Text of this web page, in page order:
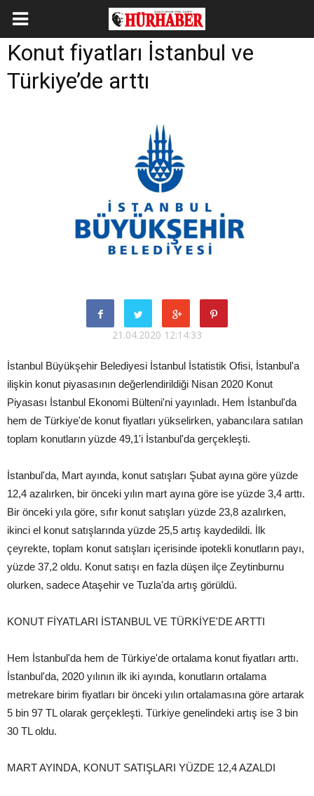
Konut fiyatları İstanbul ve
Türkiye’de arttı
21.04.2020 12:14:33
İstanbul Büyükşehir Belediyesi İstanbul İstatistik Ofisi, İstanbul'a
ilişkin konut piyasasının değerlendirildiği Nisan 2020 Konut
Piyasası İstanbul Ekonomi Bülteni'ni yayınladı. Hem İstanbul'da
hem de Türkiye'de konut fiyatları yükselirken, yabancılara satılan
toplam konutların yüzde 49,1'i İstanbul'da gerçekleşti.
İstanbul'da, Mart ayında, konut satışları Şubat ayına göre yüzde
12,4 azalırken, bir önceki yılın mart ayına göre ise yüzde 3,4 arttı.
Bir önceki yıla göre, sıfır konut satışları yüzde 23,8 azalırken,
ikinci el konut satışlarında yüzde 25,5 artış kaydedildi. İlk
çeyrekte, toplam konut satışları içerisinde ipotekli konutların payı,
yüzde 37,2 oldu. Konut satışı en fazla düşen ilçe Zeytinburnu
olurken, sadece Ataşehir ve Tuzla'da artış görüldü.
KONUT FİYATLARI İSTANBUL VE TÜRKİYE'DE ARTTI
Hem İstanbul'da hem de Türkiye'de ortalama konut fiyatları arttı.
İstanbul'da, 2020 yılının ilk iki ayında, konutların ortalama
metrekare birim fiyatları bir önceki yılın ortalamasına göre artarak
5 bin 97 TL olarak gerçekleşti. Türkiye genelindeki artış ise 3 bin
30 TL oldu.
MART AYINDA, KONUT SATIŞLARI YÜZDE 12,4 AZALDI